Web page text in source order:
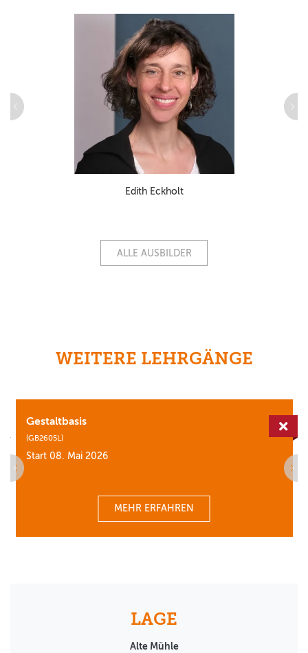
Edith Eckholt
ALLE AUSBILDER
WEITERE LEHRGÄNGE
Gestaltbasis
(GB2605L)
Start 08. Mai 2026
MEHR ERFAHREN
LAGE
Alte Mühle